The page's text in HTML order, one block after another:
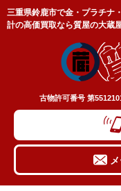
三重県鈴鹿市で金・プラチナ
計の高価買取なら質屋の大蔵
古物許可番号 第